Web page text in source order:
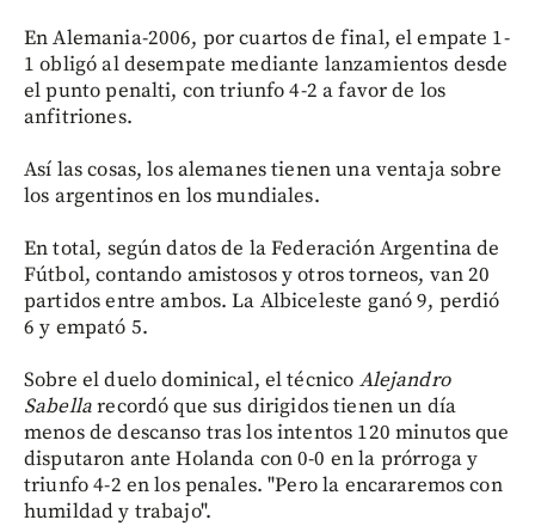
En Alemania-2006, por cuartos de final, el empate 1-
1 obligó al desempate mediante lanzamientos desde
el punto penalti, con triunfo 4-2 a favor de los
anfitriones.
Así las cosas, los alemanes tienen una ventaja sobre
los argentinos en los mundiales.
En total, según datos de la Federación Argentina de
Fútbol, contando amistosos y otros torneos, van 20
partidos entre ambos. La Albiceleste ganó 9, perdió
6 y empató 5.
Sobre el duelo dominical, el técnico Alejandro
Sabellarecordó que sus dirigidos tienen un día
menos de descanso tras los intentos 120 minutos que
disputaron ante Holanda con 0-0 en la prórroga y
triunfo 4-2 en los penales. "Pero la encararemos con
humildad y trabajo".